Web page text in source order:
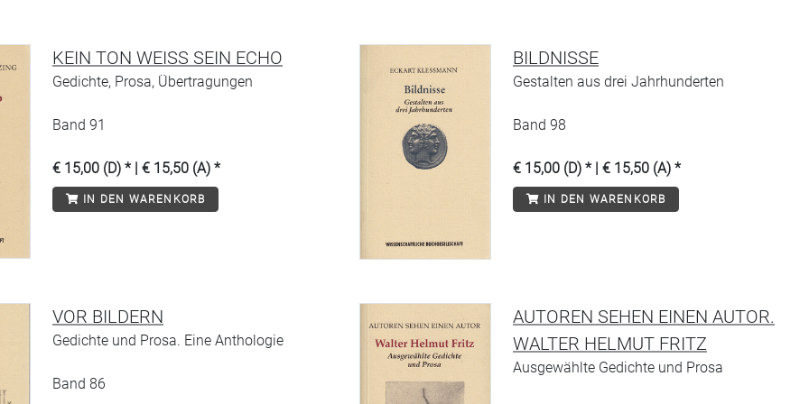
KEIN TON WEISS SEIN ECHO
Gedichte, Prosa, Übertragungen
Band 91
€ 15,00 (D) * | € 15,50 (A) *
IN DEN WARENKORB
BILDNISSE
Gestalten aus drei Jahrhunderten
Band 98
€ 15,00 (D) * | € 15,50 (A) *
IN DEN WARENKORB
VOR BILDERN
Gedichte und Prosa. Eine Anthologie
Band 86
AUTOREN SEHEN EINEN AUTOR.
WALTER HELMUT FRITZ
Ausgewählte Gedichte und Prosa